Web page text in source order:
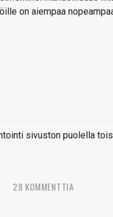
on aiempaa
sivuston puolella
28 KOMMENTTIA